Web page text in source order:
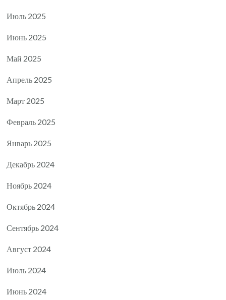
Июль 2025
Июнь 2025
Май 2025
Апрель 2025
Март 2025
Февраль 2025
Январь 2025
Декабрь 2024
Ноябрь 2024
Октябрь 2024
Сентябрь 2024
Август 2024
Июль 2024
Июнь 2024